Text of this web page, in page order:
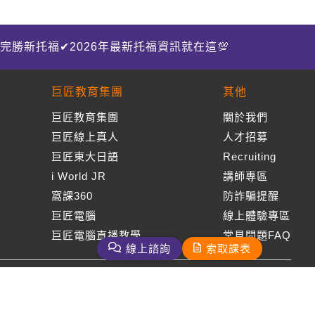
完勝新托福✔2026年最新托福資訊就在這💯
巨匠教育集團
巨匠教育集團
巨匠線上真人
巨匠東大日語
i World JR
窩課360
巨匠電腦
巨匠電腦直播教學
其他
關於我們
人才招募
Recruiting
講師專區
防詐騙提醒
線上體驗專區
常見問題FAQ
線上諮詢 索取課表